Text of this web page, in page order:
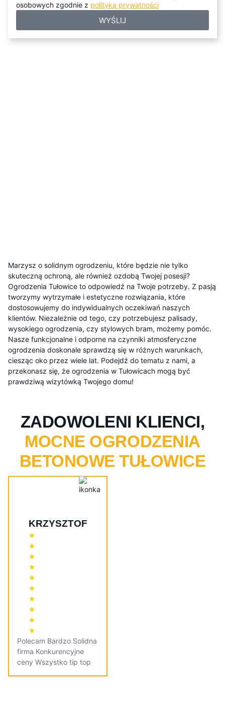
osobowych zgodnie z polityką prywatności
WYŚLIJ
Marzysz o solidnym ogrodzeniu, które będzie nie tylko
skuteczną ochroną, ale również ozdobą Twojej posesji?
Ogrodzenia Tułowice to odpowiedź na Twoje potrzeby. Z pasją
tworzymy wytrzymałe i estetyczne rozwiązania, które
dostosowujemy do indywidualnych oczekiwań naszych
klientów. Niezależnie od tego, czy potrzebujesz palisady,
wysokiego ogrodzenia, czy stylowych bram, możemy pomóc.
Nasze funkcjonalne i odporne na czynniki atmosferyczne
ogrodzenia doskonale sprawdzą się w różnych warunkach,
ciesząc oko przez wiele lat. Podejdź do tematu z nami, a
przekonasz się, że ogrodzenia w Tułowicach mogą być
prawdziwą wizytówką Twojego domu!
ZADOWOLENI KLIENCI,
MOCNE OGRODZENIA
BETONOWE TUŁOWICE
KRZYSZTOF
Polecam Bardzo Solidna
firma Konkurencyjne
ceny Wszystko tip top